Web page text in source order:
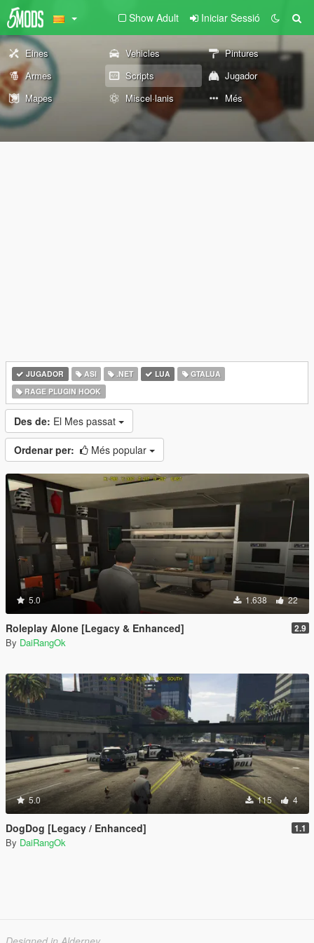
Show Adult Iniciar Sessió
Eines Vehicles
Pintures
Armes
Scripts
Jugador
Mapes
Miscel·lanis Més
JUGADOR ASI .NET LUA
GTALUA
RAGE PLUGIN HOOK
Des de: El Mes passat
Ordenar per: Més popular
5.0 1.638 22
Roleplay Alone [Legacy & Enhanced] 2.9
By DaiRangOk
5.0 115 4
DogDog [Legacy / Enhanced] 1.1
By DaiRangOk